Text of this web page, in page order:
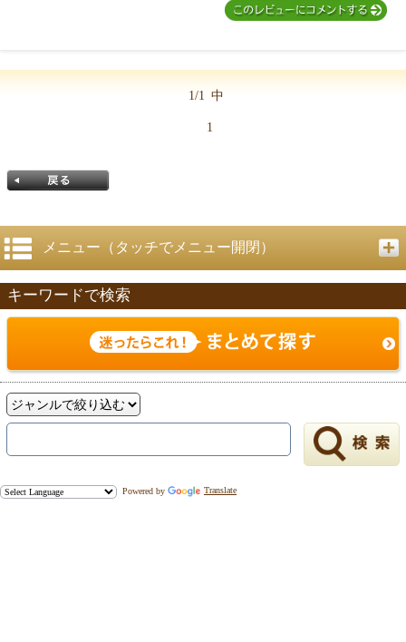
1/1 中
1
戻る
メニュー（タッチでメニュー開閉）
キーワードで検索
Powered by Translate